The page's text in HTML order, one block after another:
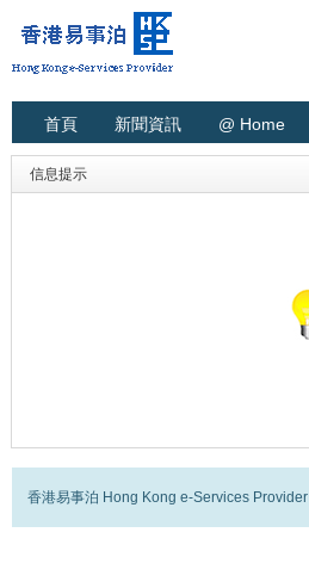
首頁 新聞資訊 @ Home
信息提示
香港易事泊 Hong Kong e-Services Provider